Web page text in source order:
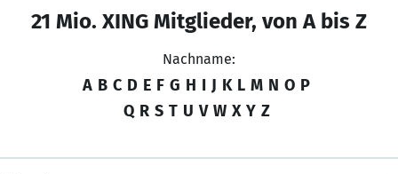
21 Mio. XING Mitglieder, von A bis Z
Nachname:
A B C D E F G H I J K L M N O P
Q R S T U V W X Y Z